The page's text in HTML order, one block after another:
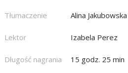
Tłumaczenie Alina Jakubowska
Lektor Izabela Perez
Długość nagrania 15 godz. 25 min